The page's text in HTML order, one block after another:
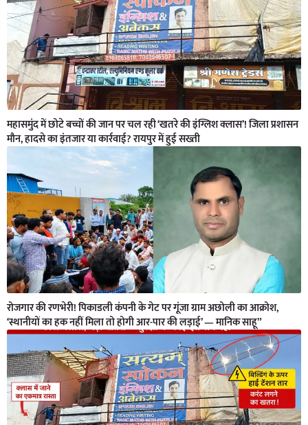
महासमुंद में छोटे बच्चों की जान पर चल रही ‘खतरे की इंग्लिश क्लास’! जिला प्रशासन
मौन, हादसे का इंतजार या कार्रवाई? रायपुर में हुई सख्ती
रोजगार की रणभेरी! पिकाडली कंपनी के गेट पर गूंजा ग्राम अछोली का आक्रोश,
‘स्थानीयों का हक नहीं मिला तो होगी आर-पार की लड़ाई’ — मानिक साहू”